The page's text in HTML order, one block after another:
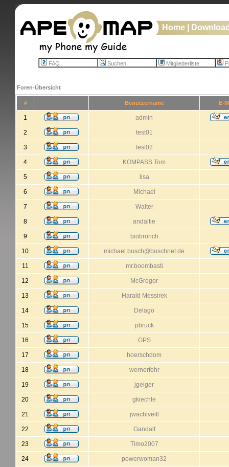
Home
FAQ Suchen Mitgliederliste
Foren-Übersicht
# Benutzername E-
1 admin
2 test01
3 test02
4 KOMPASS Tom
5 lisa
6 Michael
7 Walter
8 andaltie
9 biobronch
10 michael.busch@buschnet.de
11 mr.boombasti
12 McGregor
13 Harald Messirek
14 Delago
15 pbruck
16 GPS
17 hoerschdom
18 wernerfehr
19 jgeiger
20 gkiechle
21 jwachtveitl
22 Gandalf
23 Timo2007
24 powerwoman32